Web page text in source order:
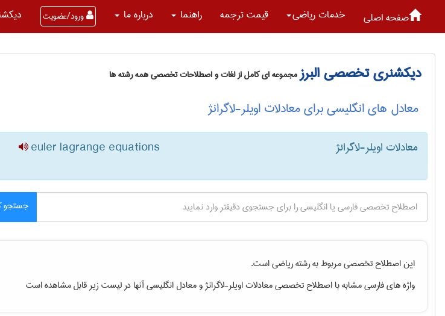
صفحه اصلی خدمات رياضی قیمت ترجمه راهنما درباره ما ورود/عضویت
دیکشنری تخصصی البرزمجموعه ای کامل از لغات و اصطلاحات تخصصی همه رشته ها
معادل های انگلیسی برای معادلات اویلر-لاگرانژ
معادلات اویلر-لاگرانژ euler lagrange equations
جستجو
این اصطلاح تخصصی مربوط به رشتهرياضیاست.
واژه های فارسی مشابه با اصطلاح تخصصیمعادلات اویلر-لاگرانژو معادل انگلیسی آنها در لیست زیر قابل مشاهده است